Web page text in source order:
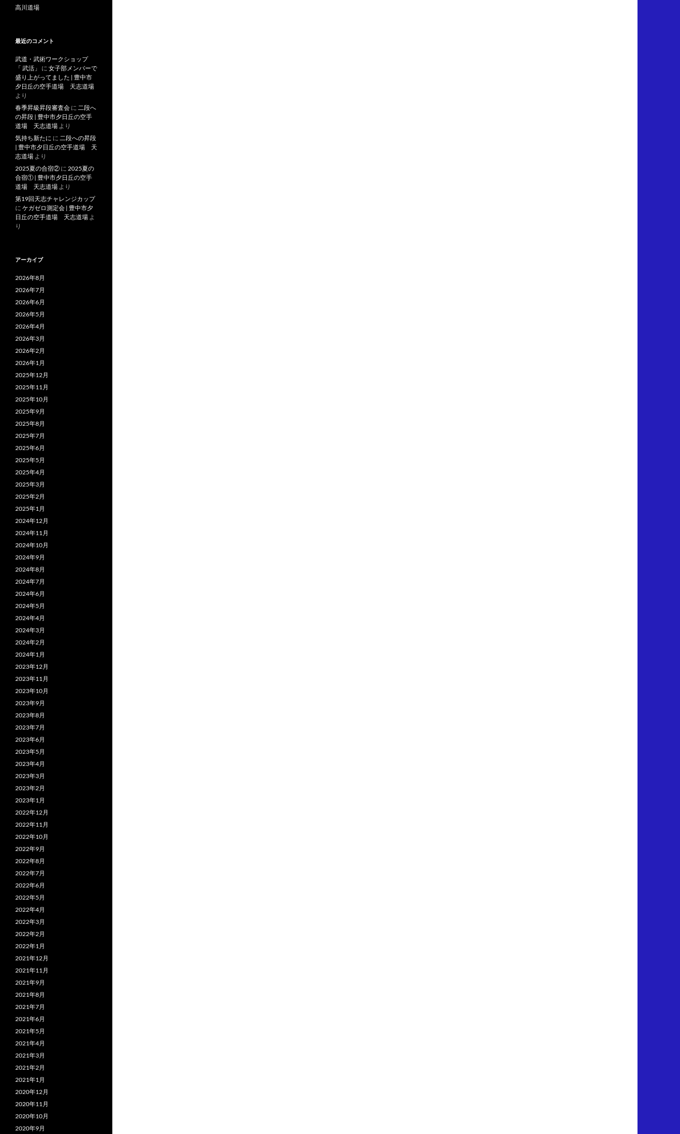
高川道場
最近のコメント
武道・武術ワークショップ
「 武活」
に 女子部メンバーで
盛り上がってました | 豊中市
夕日丘の空手道場 天志道場
より
春季昇級昇段審査会 に 二段へ
の昇段 | 豊中市夕日丘の空手
道場 天志道場 より
気持ち新たに に 二段への昇段
| 豊中市夕日丘の空手道場 天
志道場 より
2025夏の合宿② に 2025夏の
合宿① | 豊中市夕日丘の空手
道場 天志道場 より
第19回天志チャレンジカップ
に ケガゼロ測定会 | 豊中市夕
日丘の空手道場 天志道場 よ
り
アーカイブ
2026年8月
2026年7月
2026年6月
2026年5月
2026年4月
2026年3月
2026年2月
2026年1月
2025年12月
2025年11月
2025年10月
2025年9月
2025年8月
2025年7月
2025年6月
2025年5月
2025年4月
2025年3月
2025年2月
2025年1月
2024年12月
2024年11月
2024年10月
2024年9月
2024年8月
2024年7月
2024年6月
2024年5月
2024年4月
2024年3月
2024年2月
2024年1月
2023年12月
2023年11月
2023年10月
2023年9月
2023年8月
2023年7月
2023年6月
2023年5月
2023年4月
2023年3月
2023年2月
2023年1月
2022年12月
2022年11月
2022年10月
2022年9月
2022年8月
2022年7月
2022年6月
2022年5月
2022年4月
2022年3月
2022年2月
2022年1月
2021年12月
2021年11月
2021年9月
2021年8月
2021年7月
2021年6月
2021年5月
2021年4月
2021年3月
2021年2月
2021年1月
2020年12月
2020年11月
2020年10月
2020年9月